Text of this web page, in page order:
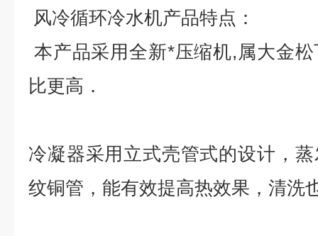
风冷循环冷水机产品特点：
本产品采用全新*压缩机,属大金
比更高．
冷凝器采用立式壳管式的设计，
纹铜管，能有效提高热效果，清洗